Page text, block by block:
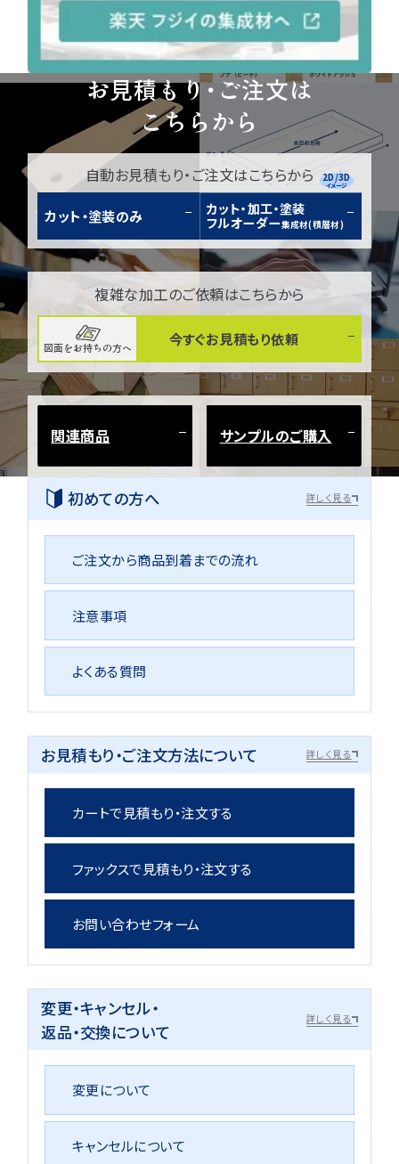
お見積もり・ご注文は
こちらから
自動お見積もり・ご注文はこちらから
カット・塗装のみ
カット・加工・塗装
フルオーダー集成材(積層材)
2D/3D
イメージ
複雑な加工のご依頼はこちらから
図面をお持ちの方へ 今すぐお見積もり依頼
関連商品 サンプルのご購入
初めての方へ 詳しく見る
ご注文から商品到着までの流れ
注意事項
よくある質問
お見積もり・ご注文方法について 詳しく見る
カートで見積もり・注文する
ファックスで見積もり・注文する
お問い合わせフォーム
変更・キャンセル・
返品・交換について
詳しく見る
変更について
キャンセルについて